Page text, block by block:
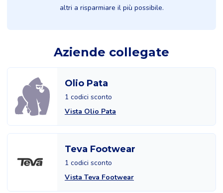
altri a risparmiare il più possibile.
Aziende collegate
Olio Pata
1 codici sconto
Vista Olio Pata
Teva Footwear
1 codici sconto
Vista Teva Footwear